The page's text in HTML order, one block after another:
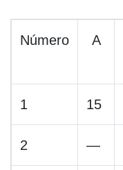
Número A
1 15
2 —